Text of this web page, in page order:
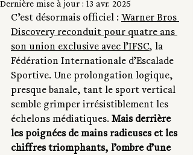
Dernière mise à jour : 13 avr. 2025
C’est désormais officiel : Warner Bros
Discovery reconduit pour quatre ans
son union exclusive avec l’IFSC, la
Fédération Internationale d’Escalade
Sportive. Une prolongation logique,
presque banale, tant le sport vertical
semble grimper irrésistiblement les
échelons médiatiques. Mais derrière
les poignées de mains radieuses et les
chiffres triomphants, l’ombre d’une